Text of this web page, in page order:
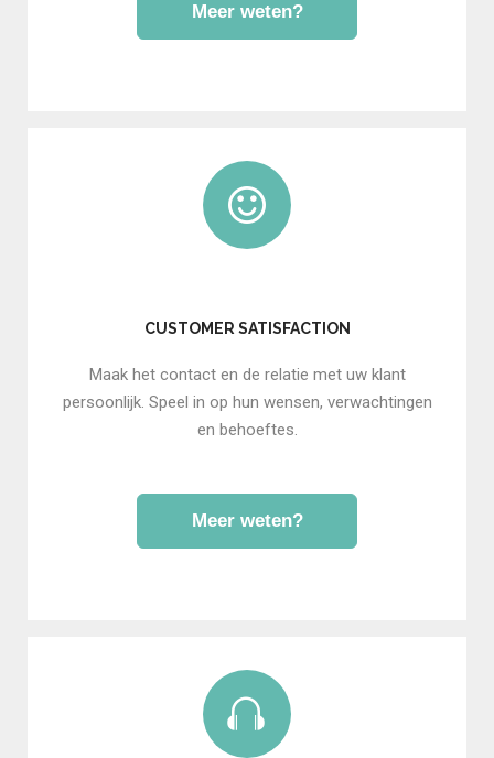
Meer weten?
CUSTOMER SATISFACTION
Maak het contact en de relatie met uw klant
persoonlijk. Speel in op hun wensen, verwachtingen
en behoeftes.
Meer weten?